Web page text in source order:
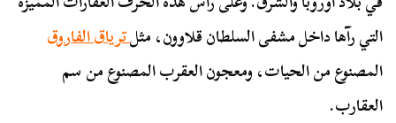
التي رآها داخل مشفى السلطان قلاوون، مثلترياق الفاروق
المصنوع من الحيات، ومعجون العقرب المصنوع من سم
العقارب.